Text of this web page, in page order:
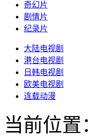
奇幻片
剧情片
纪录片
大陆电视剧
港台电视剧
日韩电视剧
欧美电视剧
连载动漫
当前位置：